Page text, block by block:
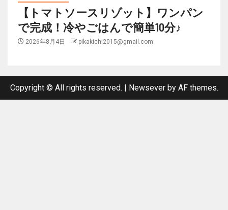
【トマトソースリゾット】ワンパン
で完成！冷やごはんで簡単10分♪
2026年8月4日 pikakichi2015@gmail.com
Copyright © All rights reserved. | Newseverby AF themes.